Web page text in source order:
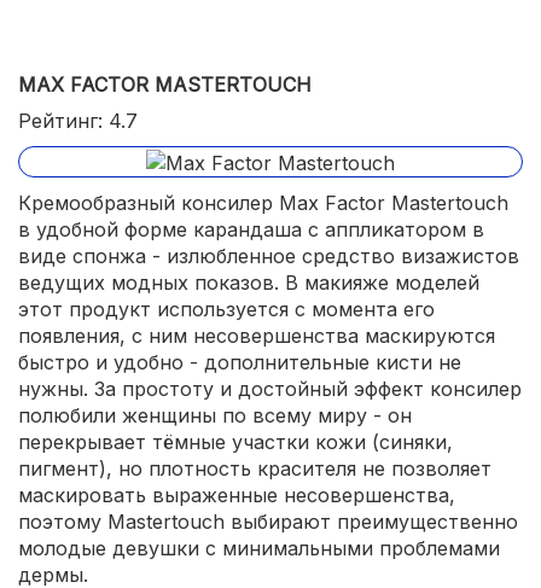
MAX FACTOR MASTERTOUCH
Рейтинг: 4.7
Кремообразный консилер Max Factor Mastertouch
в удобной форме карандаша с аппликатором в
виде спонжа - излюбленное средство визажистов
ведущих модных показов. В макияже моделей
этот продукт используется с момента его
появления, с ним несовершенства маскируются
быстро и удобно - дополнительные кисти не
нужны. За простоту и достойный эффект консилер
полюбили женщины по всему миру - он
перекрывает тёмные участки кожи (синяки,
пигмент), но плотность красителя не позволяет
маскировать выраженные несовершенства,
поэтому Mastertouch выбирают преимущественно
молодые девушки с минимальными проблемами
дермы.